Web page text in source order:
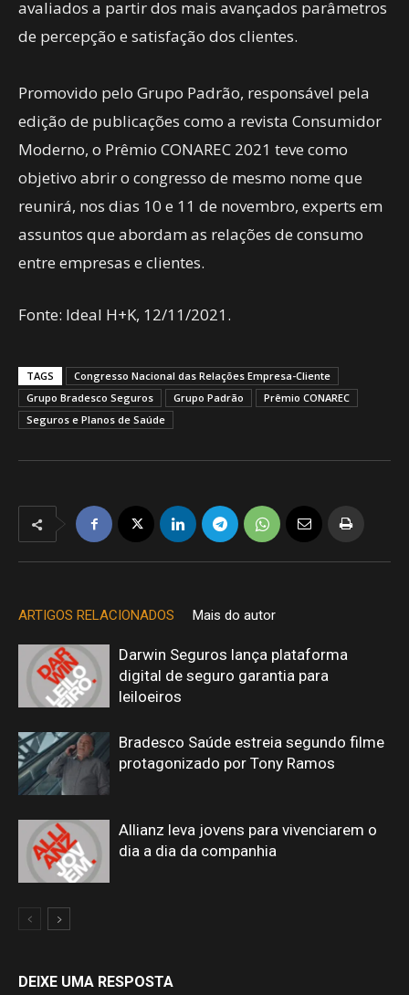
avaliados a partir dos mais avançados parâmetros
de percepção e satisfação dos clientes.
Promovido pelo Grupo Padrão, responsável pela
edição de publicações como a revista Consumidor
Moderno, o Prêmio CONAREC 2021 teve como
objetivo abrir o congresso de mesmo nome que
reunirá, nos dias 10 e 11 de novembro, experts em
assuntos que abordam as relações de consumo
entre empresas e clientes.
Fonte: Ideal H+K, 12/11/2021.
TAGS
Congresso Nacional das Relações Empresa-Cliente
Grupo Bradesco Seguros
Grupo Padrão
Prêmio CONAREC
Seguros e Planos de Saúde
ARTIGOS RELACIONADOS Mais do autor
Darwin Seguros lança plataforma
digital de seguro garantia para
leiloeiros
Bradesco Saúde estreia segundo filme
protagonizado por Tony Ramos
Allianz leva jovens para vivenciarem o
dia a dia da companhia
DEIXE UMA RESPOSTA